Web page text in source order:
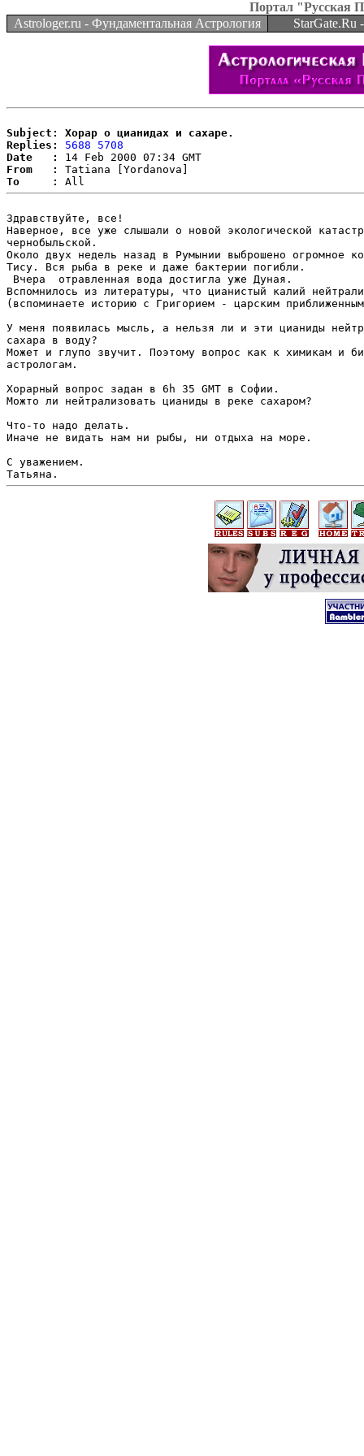
Портал "Русская
Astrologer.ru - Фундаментальная Астрология
StarGate.Ru
Subject: Хорар о цианидах и сахаре.
Replies:
5688
5708
Date   :
From   :
To     :
Здравствуйте, все!
Наверное, все уже слышали о новой экологической
чернобыльской.
Около двух недель назад в Румынии выброшено огромное
Тису. Вся рыба в реке и даже бактерии погибли.
Вчера  отравленная вода достигла уже Дуная.
Вспомнилось из литературы, что цианистый калий
(вспоминаете историю с Григорием - царским
У меня появилась мысль, а нельзя ли и эти цианиды
сахара в воду?
Может и глупо звучит. Поэтому вопрос как к химикам и
астрологам.
Хорарный вопрос задан в 6h 35 GMT в Софии.
Можто ли нейтрализовать цианиды в реке сахаром?
Что-то надо делать.
Иначе не видать нам ни рыбы, ни отдыха на море.
С уважением.